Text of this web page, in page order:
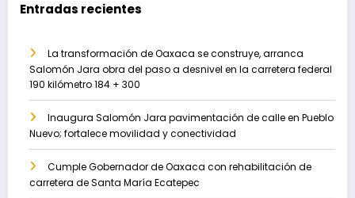
Entradas recientes
La transformación de Oaxaca se construye, arranca
Salomón Jara obra del paso a desnivel en la carretera federal
190 kilómetro 184 + 300
Inaugura Salomón Jara pavimentación de calle en Pueblo
Nuevo; fortalece movilidad y conectividad
Cumple Gobernador de Oaxaca con rehabilitación de
carretera de Santa María Ecatepec